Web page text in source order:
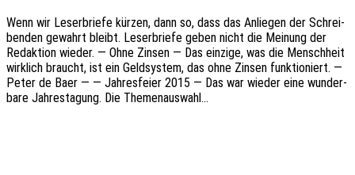
Wenn wir Leser­brie­fe kürzen, dann so, dass das Anlie­gen der Schrei­
ben­den gewahrt bleibt. Leser­brie­fe geben nicht die Meinung der
Redak­ti­on wieder. — Ohne Zinsen — Das einzi­ge, was die Mensch­heit
wirk­lich braucht, ist ein Geld­sys­tem, das ohne Zinsen funk­tio­niert. —
Peter de Baer — — Jahres­fei­er 2015 — Das war wieder eine wunder­
ba­re Jahres­ta­gung. Die Themenauswahl…